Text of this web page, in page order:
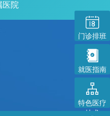
医院

门诊排班

就医指南

特色医疗
技术